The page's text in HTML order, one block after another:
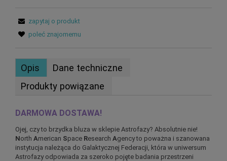
zapytaj o produkt
poleć znajomemu
Opis
Dane techniczne
Produkty powiązane
DARMOWA DOSTAWA!
Ojej, czy to brzydka bluza w sklepie Astrofazy? Absolutnie nie!
North American Space Research Agency to poważna i szanowana
instytucja należąca do Galaktycznej Federacji, która w uniwersum
Astrofazy odpowiada za szeroko pojęte badania przestrzeni